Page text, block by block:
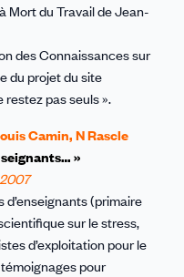
Mort du Travail de Jean-
des Connaissances sur
du projet du site
pas seuls ».
Camin, N Rascle
»
(primaire
sur le stress,
d’exploitation pour le
pour